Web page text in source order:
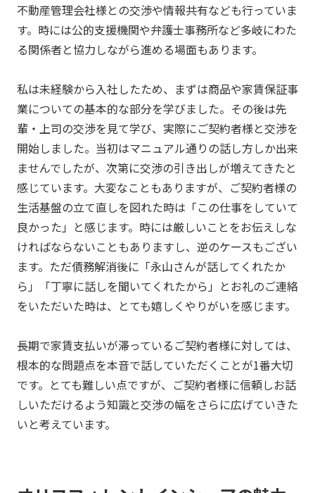
不動産管理会社様との交渉や情報共有なども行っていま
す。時には公的支援機関や弁護士事務所など多岐にわた
る関係者と協力しながら進める場面もあります。
私は未経験から入社したため、まずは商品や家賃保証事
業についての基本的な部分を学びました。その後は先
輩・上司の交渉を見て学び、実際にご契約者様と交渉を
開始しました。当初はマニュアル通りの話し方しか出来
ませんでしたが、次第に交渉の引き出しが増えてきたと
感じています。大変なこともありますが、ご契約者様の
生活基盤の立て直しを図れた時は「この仕事をしていて
良かった」と感じます。時には厳しいことをお伝えしな
ければならないこともありますし、逆のケースもござい
ます。ただ債務解消後に「永山さんが話してくれたか
ら」「丁寧に話しを聞いてくれたから」とお礼のご連絡
をいただいた時は、とても嬉しくやりがいを感じます。
長期で家賃支払いが滞っているご契約者様に対しては、
根本的な問題点を本音で話していただくことが1番大切
です。とても難しい点ですが、ご契約者様に信頼しお話
しいただけるよう知識と交渉の幅をさらに広げていきた
いと考えています。